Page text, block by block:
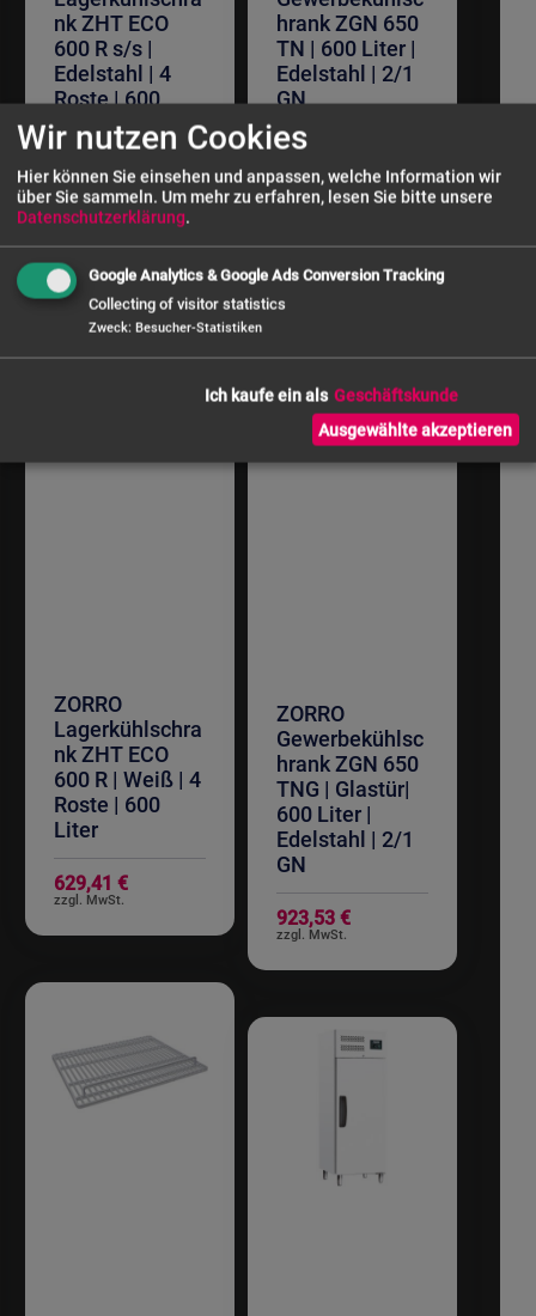
nk ZHT ECO
600 R s/s |
Edelstahl | 4
Roste | 600
Liter
671,43 €
ZORRO
Lagerkühlschra
nk ZHT ECO
600 R | Weiß | 4
Roste | 600
Liter
629,41 €
hrank ZGN 650
TN | 600 Liter |
Edelstahl | 2/1
GN
Sonderangebot
822,69 €
839,50 €
ZORRO
Gewerbekühlsc
hrank ZGN 650
TNG | Glastür|
600 Liter |
Edelstahl | 2/1
GN
923,53 €
Wir nutzen Cookies
Hier können Sie einsehen und anpassen, welche Information wir
über Sie sammeln. Um mehr zu erfahren, lesen Sie bitte unsere
Datenschutzerklärung.
Google Analytics & Google Ads Conversion Tracking
Collecting of visitor statistics
Zweck: Besucher-Statistiken
Ich kaufe ein als
Ausgewählte akzeptieren